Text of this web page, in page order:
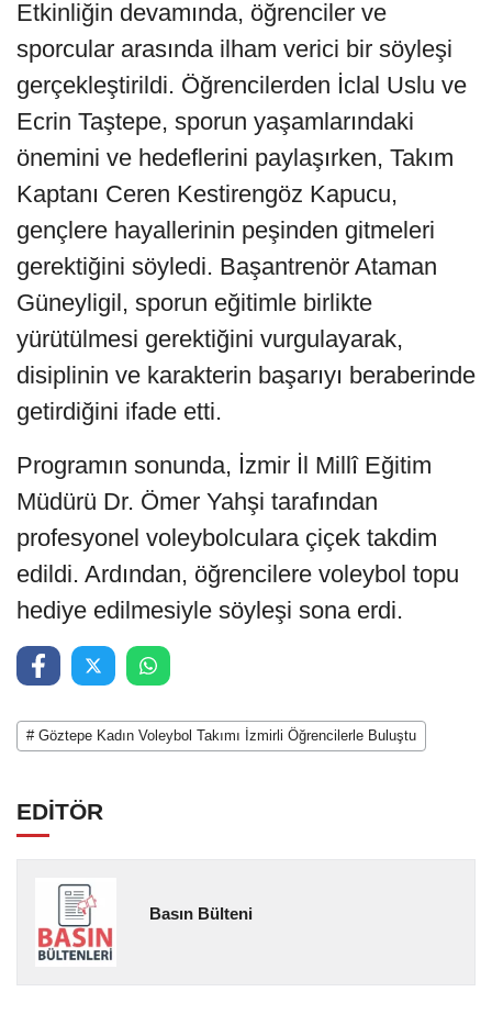
Etkinliğin devamında, öğrenciler ve
sporcular arasında ilham verici bir söyleşi
gerçekleştirildi. Öğrencilerden İclal Uslu ve
Ecrin Taştepe, sporun yaşamlarındaki
önemini ve hedeflerini paylaşırken, Takım
Kaptanı Ceren Kestirengöz Kapucu,
gençlere hayallerinin peşinden gitmeleri
gerektiğini söyledi. Başantrenör Ataman
Güneyligil, sporun eğitimle birlikte
yürütülmesi gerektiğini vurgulayarak,
disiplinin ve karakterin başarıyı beraberinde
getirdiğini ifade etti.
Programın sonunda, İzmir İl Millî Eğitim
Müdürü Dr. Ömer Yahşi tarafından
profesyonel voleybolculara çiçek takdim
edildi. Ardından, öğrencilere voleybol topu
hediye edilmesiyle söyleşi sona erdi.
# Göztepe Kadın Voleybol Takımı İzmirli Öğrencilerle Buluştu
EDİTÖR
Basın Bülteni